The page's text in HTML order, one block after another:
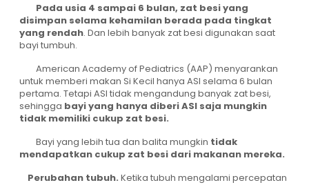
Pada usia 4 sampai 6 bulan, zat besi yang
disimpan selama kehamilan berada pada tingkat
yang rendah. Dan lebih banyak zat besi digunakan saat
bayi tumbuh.
American Academy of Pediatrics (AAP) menyarankan
untuk memberi makan Si Kecil hanya ASI selama 6 bulan
pertama. Tetapi ASI tidak mengandung banyak zat besi,
sehingga bayi yang hanya diberi ASI saja mungkin
tidak memiliki cukup zat besi.
Bayi yang lebih tua dan balita mungkin tidak
mendapatkan cukup zat besi dari makanan mereka.
Perubahan tubuh. Ketika tubuh mengalami percepatan